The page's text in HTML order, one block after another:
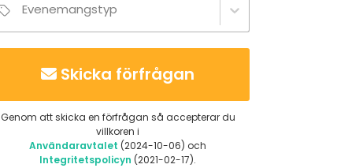
Evenemangstyp
Skicka förfrågan
Genom att skicka en förfrågan så accepterar du
villkoren i
Användaravtalet (2024-10-06) och
Integritetspolicyn (2021-02-17).